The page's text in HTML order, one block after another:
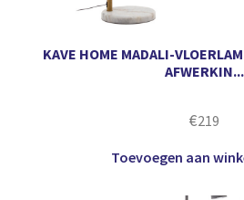
KAVE HOME MADALI-
AFWERKIN...
€219
Toevoegen aan